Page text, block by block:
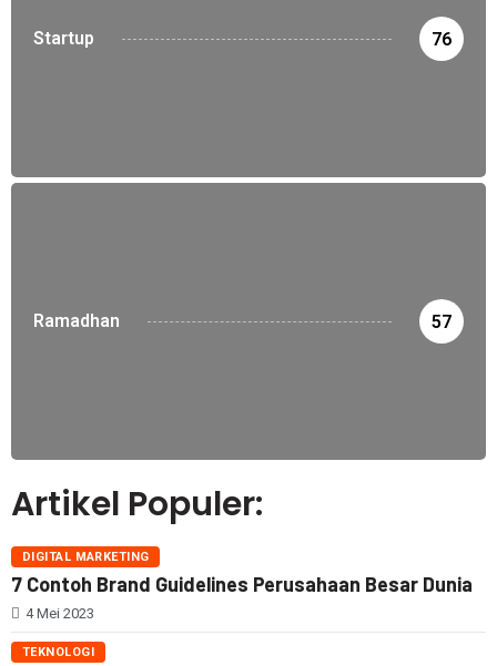
Startup 76
Ramadhan 57
Artikel Populer:
DIGITAL MARKETING
7 Contoh Brand Guidelines Perusahaan Besar Dunia
4 Mei 2023
TEKNOLOGI